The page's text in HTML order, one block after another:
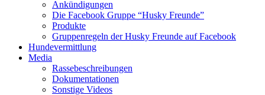
Ankündigungen
Die Facebook Gruppe “Husky Freunde”
Produkte
Gruppenregeln der Husky Freunde auf Facebook
Hundevermittlung
Media
Rassebeschreibungen
Dokumentationen
Sonstige Videos